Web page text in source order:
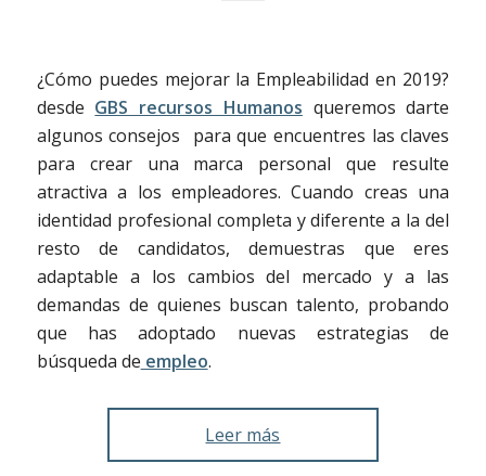
¿Cómo puedes mejorar la Empleabilidad en 2019?
desde GBS recursos Humanos queremos darte
algunos consejos para que encuentres las claves
para crear una marca personal que resulte
atractiva a los empleadores. Cuando creas una
identidad profesional completa y diferente a la del
resto de candidatos, demuestras que eres
adaptable a los cambios del mercado y a las
demandas de quienes buscan talento, probando
que has adoptado nuevas estrategias de
búsqueda de empleo.
Leer más